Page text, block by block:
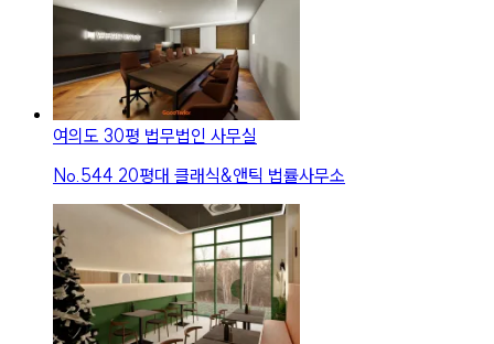
여의도 30평 법무법인 사무실
No. 544 20평대 클래식&앤틱 법률사무소